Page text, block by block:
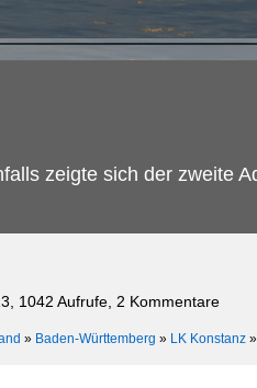
zeigte sich der zweite
1042 Aufrufe, 2 Kommentare
» Baden-Württemberg » LK Konstanz »